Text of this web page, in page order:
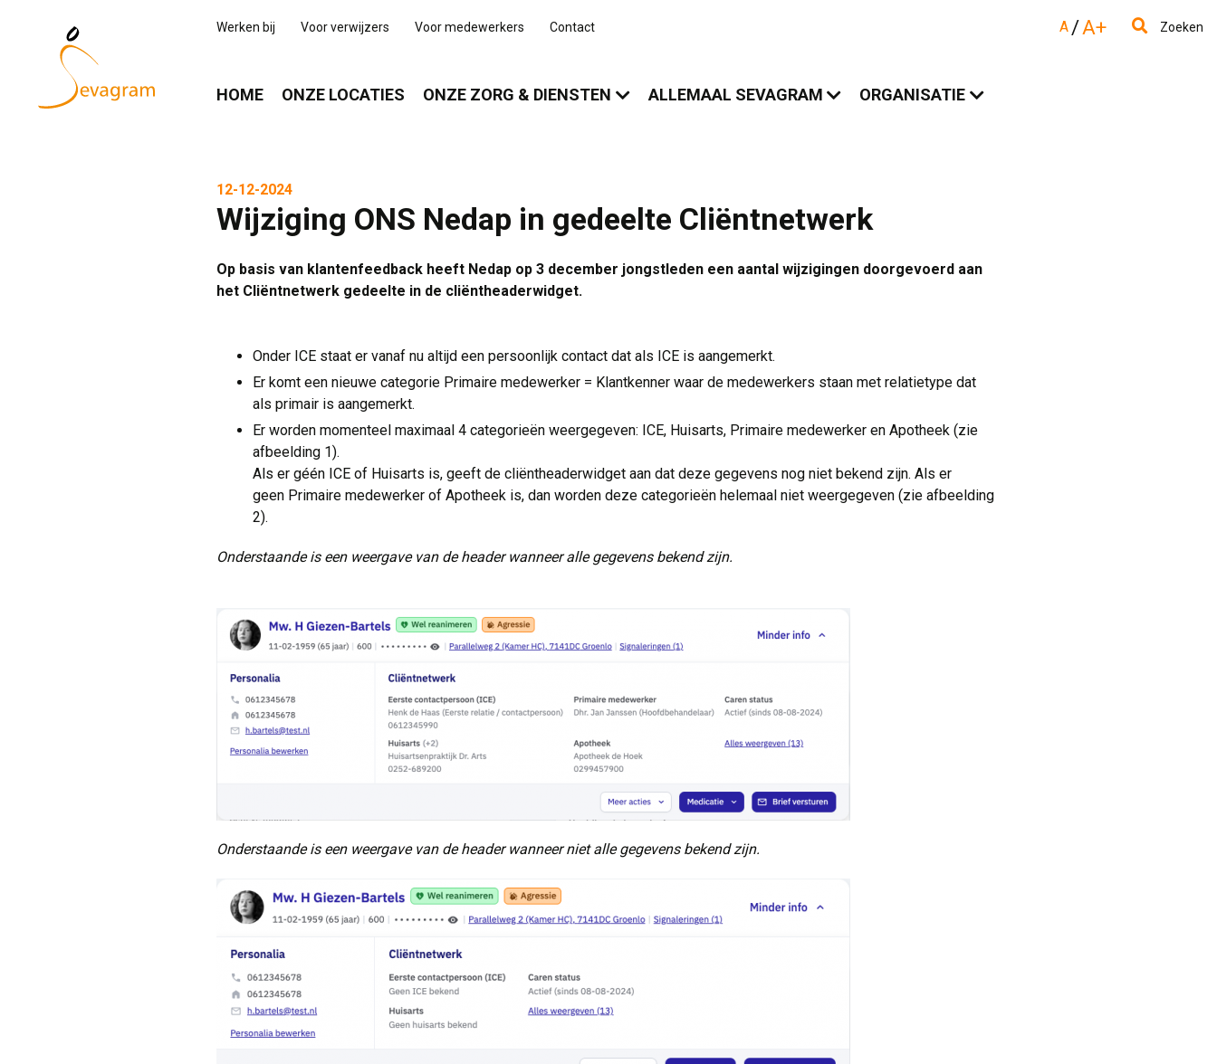
Werken bij Voor verwijzers Voor medewerkers Contact A /A+ Zoeken
HOME ONZE LOCATIES ONZE ZORG & DIENSTEN ALLEMAAL SEVAGRAM ORGANISATIE
12-12-2024
Wijziging ONS Nedap in gedeelte Cliëntnetwerk
Op basis van klantenfeedback heeft Nedap op 3 december jongstleden een aantal wijzigingen doorgevoerd aan
het Cliëntnetwerk gedeelte in de cliëntheaderwidget.
Onder ICE staat er vanaf nu altijd een persoonlijk contact dat als ICE is aangemerkt.
Er komt een nieuwe categorie Primaire medewerker = Klantkenner waar de medewerkers staan met relatietype dat
als primair is aangemerkt.
Er worden momenteel maximaal 4 categorieën weergegeven: ICE, Huisarts, Primaire medewerker en Apotheek (zie
afbeelding 1).
Als er géén ICE of Huisarts is, geeft de cliëntheaderwidget aan dat deze gegevens nog niet bekend zijn. Als er
geen Primaire medewerker of Apotheek is, dan worden deze categorieën helemaal niet weergegeven (zie afbeelding
2).
Onderstaande is een weergave van de header wanneer alle gegevens bekend zijn.
Onderstaande is een weergave van de header wanneer niet alle gegevens bekend zijn.